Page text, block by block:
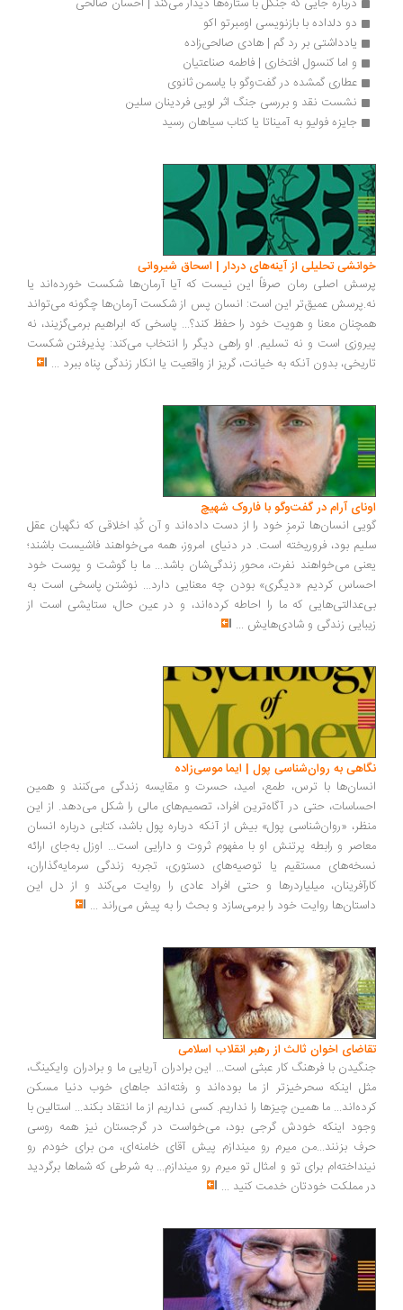
دو دلداده با بازنویسی اومبرتو اکو
یادداشتی بر رد گم | هادی صالحی‌زاده
و اما کنسول افتخاری | فاطمه صناعتیان
عطاری گمشده در گفت‌وگو با یاسمن ثانوی
نشست نقد و بررسی جنگ اثر لویی فردینان سلین
جایزه فولیو به آمیناتا یا کتاب سیاهان رسید
خوانشی تحلیلی از آینه‌های دردار | اسحاق شیروانی
پرسش اصلی رمان صرفاً این نیست که آیا آرمان‌ها شکست خورده‌اند یا
نه.پرسش عمیق‌تر این است: انسان پس از شکست آرمان‌ها چگونه می‌تواند
همچنان معنا و هویت خود را حفظ کند؟... پاسخی که ابراهیم برمی‌گزیند، نه
پیروزی است و نه تسلیم. او راهی دیگر را انتخاب می‌کند: پذیرفتن شکست
تاریخی، بدون آنکه به خیانت، گریز از واقعیت یا انکار زندگی پناه ببرد ...
اونای آرام در گفت‌وگو با فاروک شهیچ‭
گویی انسان‌ها ترمزِ خود را از دست داده‌اند و آن کُدِ اخلاقی که نگهبان عقل
سلیم بود، فروریخته است. در دنیای امروز، همه می‌خواهند فاشیست باشند؛
یعنی می‌خواهند نفرت، محورِ زندگی‌شان باشد... ما با گوشت و پوست خود
احساس کردیم «دیگری» بودن چه معنایی دارد... نوشتن پاسخی است به
بی‌عدالتی‌هایی که ما را احاطه کرده‌اند، و در عین حال، ستایشی است از
زیبایی زندگی و شادی‌هایش ...
نگاهی به روان‌شناسی پول | ایما موسی‌زاده
انسان‌ها با ترس، طمع، امید، حسرت و مقایسه زندگی می‌کنند و همین
احساسات، حتی در آگاه‌ترین افراد، تصمیم‌های مالی را شکل می‌دهد. از این
منظر، «روان‌شناسی پول» بیش از آنکه درباره پول باشد، کتابی درباره انسان
معاصر و رابطه پرتنش او با مفهوم ثروت و دارایی است... اوزل به‌جای ارائه
نسخه‌های مستقیم یا توصیه‌های دستوری، تجربه زندگی سرمایه‌گذاران،
کارآفرینان، میلیاردرها و حتی افراد عادی را روایت می‌کند و از دل این
داستان‌ها روایت خود را برمی‌سازد و بحث را به پیش می‌راند ...
تقاضای اخوان ثالث از رهبر انقلاب اسلامی
جنگیدن با فرهنگ کار عبثی است... این برادران آریایی ما و برادران وایکینگ،
مثل اینکه سحرخیزتر از ما بوده‌اند و رفته‌اند جاهای خوب دنیا مسکن
کرده‌اند... ما همین چیزها را نداریم. کسی نداریم از ما انتقاد بکند... استالین با
وجود اینکه خودش گرجی بود، می‌خواست در گرجستان نیز همه روسی
حرف بزنند...من میرم رو میندازم پیش آقای خامنه‌ای، من برای خودم رو
نینداخته‌ام برای تو و امثال تو میرم رو میندازم... به شرطی که شماها برگردید
در مملکت خودتان خدمت کنید ...